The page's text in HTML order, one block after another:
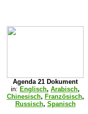
Agenda 21 Dokument
in: Englisch, Arabisch,
Chinesisch, Französisch,
Russisch, Spanisch